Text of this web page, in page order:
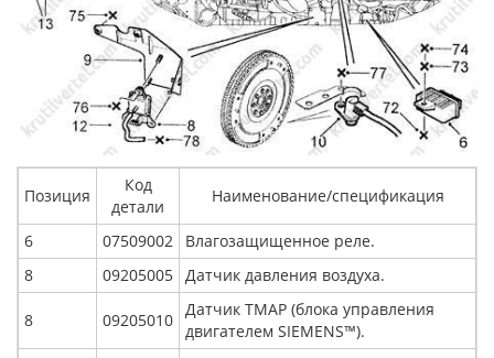
Позиция
Код
детали
Наименование/спецификация
6 07509002
Влагозащищенное реле.
8
09205005 Датчик давления воздуха.
8 09205010
Датчик TMAP (блока управления
двигателем SIEMENS™).